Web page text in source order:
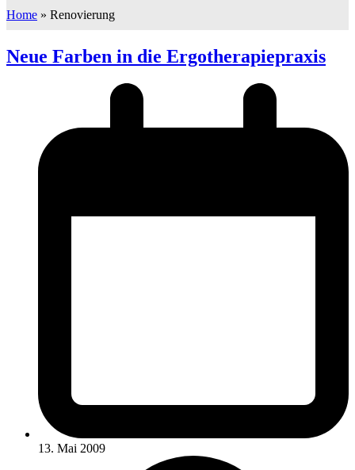
Home » Renovierung
Neue Farben in die Ergotherapiepraxis
13. Mai 2009